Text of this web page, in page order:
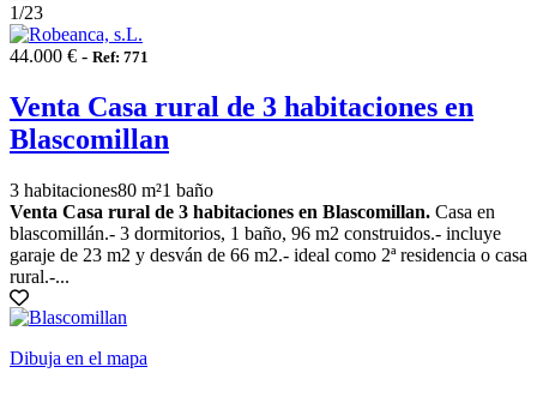
1/23
44.000 € - Ref: 771
Venta Casa rural de 3 habitaciones en
Blascomillan
3 habitaciones80 m²1 baño
Venta Casa rural de 3 habitaciones en Blascomillan. Casa en
blascomillán.- 3 dormitorios, 1 baño, 96 m2 construidos.- incluye
garaje de 23 m2 y desván de 66 m2.- ideal como 2ª residencia o casa
rural.-...
Dibuja en el mapa